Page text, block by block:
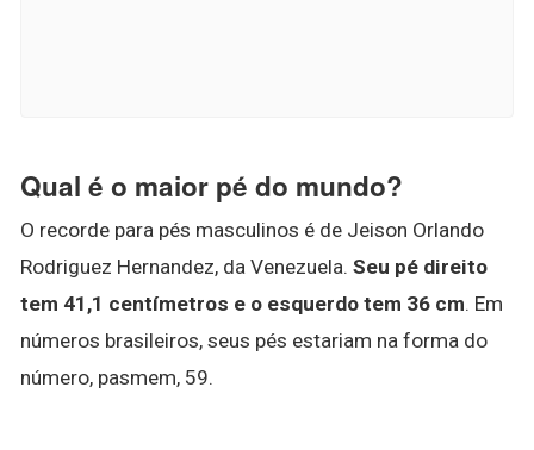
Qual é o maior pé do mundo?
O recorde para pés masculinos é de Jeison Orlando
Rodriguez Hernandez, da Venezuela. Seu pé direito
tem 41,1 centímetros e o esquerdo tem 36 cm. Em
números brasileiros, seus pés estariam na forma do
número, pasmem, 59.